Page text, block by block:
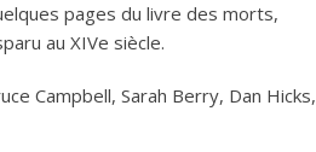
pages du livre des morts,
au XIVe siècle.
Campbell, Sarah Berry, Dan Hicks,